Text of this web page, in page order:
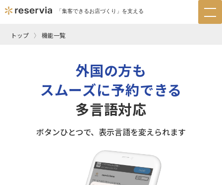
「集客できるお店づくり」を支える
トップ 機能一覧
外国の方も
スムーズに予約できる
多言語対応
ボタンひとつで、表示言語を変えられます